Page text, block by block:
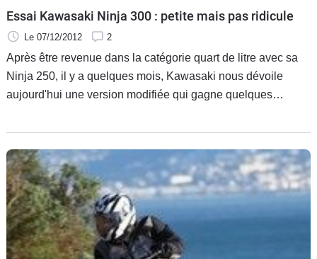
Essai Kawasaki Ninja 300 : petite mais pas ridicule
Le 07/12/2012 2
Après être revenue dans la catégorie quart de litre avec sa
Ninja 250, il y a quelques mois, Kawasaki nous dévoile
aujourd'hui une version modifiée qui gagne quelques
conforme à sa vocation et à son appellation.